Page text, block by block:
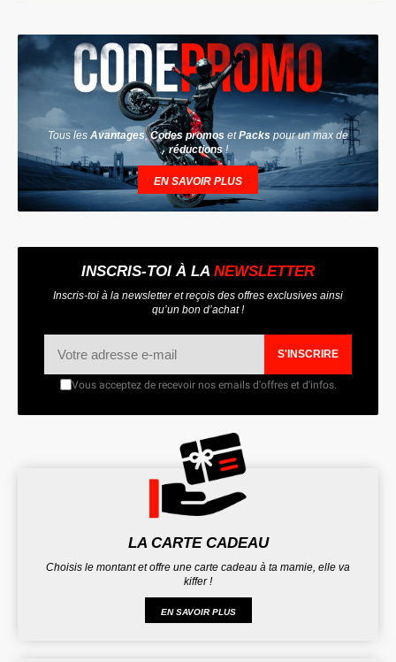
Tous les Avantages,Codes promos etPacks pour un max de
réductions !
EN SAVOIR PLUS
INSCRIS-TOI À LA NEWSLETTER
Inscris-toi à la newsletter et reçois des offres exclusives ainsi
qu’un bon d’achat !
S'INSCRIRE
Vous acceptez de recevoir nos emails d'offres et d'infos.
LA CARTE CADEAU
Choisis le montant et offre une carte cadeau à ta mamie, elle va
kiffer !
EN SAVOIR PLUS